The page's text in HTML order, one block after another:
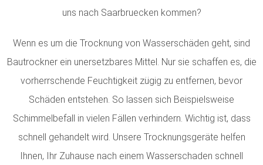
uns nach Saarbruecken kommen?
Wenn es um die Trocknung von Wasserschäden geht, sind
Bautrockner ein unersetzbares Mittel. Nur sie schaffen es, die
vorherrschende Feuchtigkeit zügig zu entfernen, bevor
Schäden entstehen. So lassen sich Beispielsweise
Schimmelbefall in vielen Fällen verhindern. Wichtig ist, dass
schnell gehandelt wird. Unsere Trocknungsgeräte helfen
Ihnen, Ihr Zuhause nach einem Wasserschaden schnell